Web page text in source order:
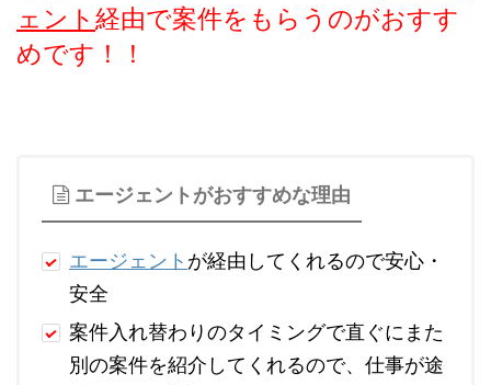
ェント 経由で案件をもらうのがおすす
めです！！
エージェントがおすすめな理由
エージェント が経由してくれるので安心・
安全
案件入れ替わりのタイミングで直ぐにまた
別の案件を紹介してくれるので、仕事が途